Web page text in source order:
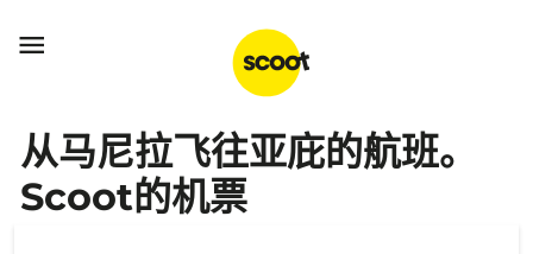

从马尼拉飞往亚庇的航班。
Scoot的机票